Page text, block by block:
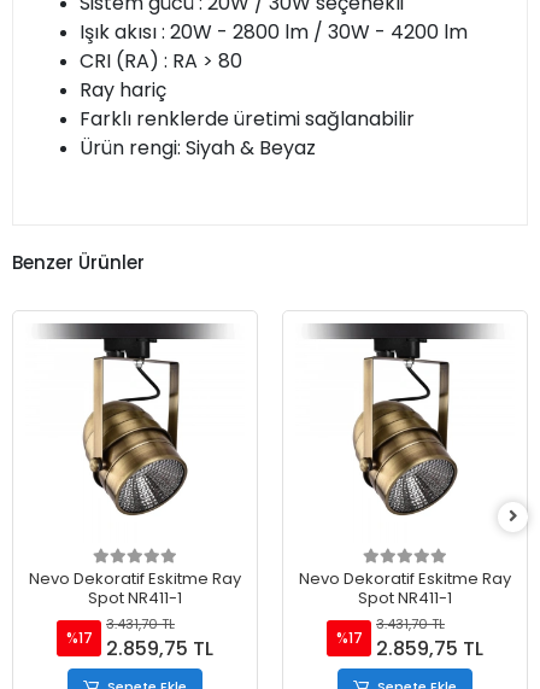
Işık akısı : 20W - 2800 lm / 30W - 4200 lm
CRI (RA) : RA > 80
Ray hariç
Farklı renklerde üretimi sağlanabilir
Ürün rengi: Siyah & Beyaz
Benzer Ürünler
Nevo Dekoratif Eskitme Ray
Spot NR411-1
%17
3.431,70 TL
2.859,75 TL
Nevo Dekoratif Eskitme Ray
Spot NR411-1
%17
3.431,70 TL
2.859,75 TL